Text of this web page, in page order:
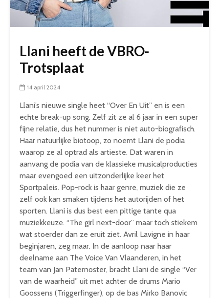
Llani heeft de VBRO-
Trotsplaat
14 april 2024
Llani’s nieuwe single heet “Over En Uit” en is een
echte break-up song. Zelf zit ze al 6 jaar in een super
fijne relatie, dus het nummer is niet auto-biografisch.
Haar natuurlijke biotoop, zo noemt Llani de podia
waarop ze al optrad als artieste. Dat waren in
aanvang de podia van de klassieke musicalproducties
maar evengoed een uitzonderlijke keer het
Sportpaleis. Pop-rock is haar genre, muziek die ze
zelf ook kan smaken tijdens het autorijden of het
sporten. Llani is dus best een pittige tante qua
muziekkeuze. “The girl next-door” maar toch stiekem
wat stoerder dan ze eruit ziet. Avril Lavigne in haar
beginjaren, zeg maar. In de aanloop naar haar
deelname aan The Voice Van Vlaanderen, in het
team van Jan Paternoster, bracht Llani de single “Ver
van de waarheid” uit met achter de drums Mario
Goossens (Triggerfinger), op de bas Mirko Banovic